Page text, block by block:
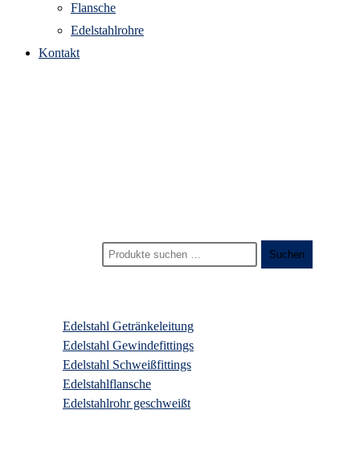
Flansche
Edelstahlrohre
Kontakt
Suchen
Edelstahl Getränkeleitung
Edelstahl Gewindefittings
Edelstahl Schweißfittings
Edelstahlflansche
Edelstahlrohr geschweißt